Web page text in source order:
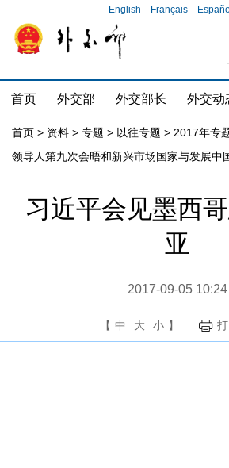
English Français
首页 外交部 外交部长 外交动
首页 > 资料 > 专题 > 以往专题 > 2017年专
领导人第九次会晤和新兴市场国家与发展中
习近平会见墨西
亚
2017-09-05 10:24
【 中 大 小 】